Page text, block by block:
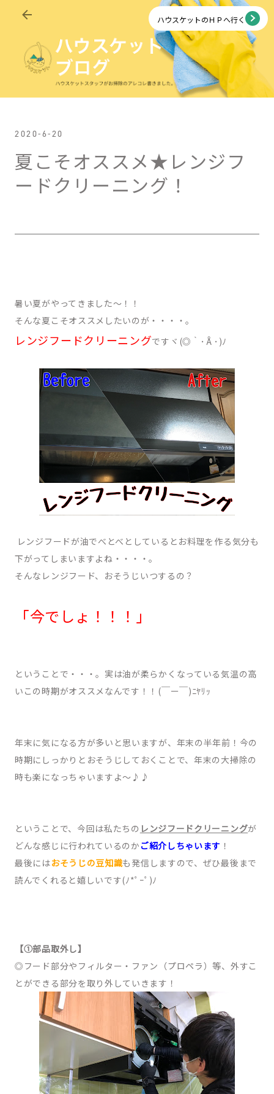
スキップしてメイン コンテンツに移動
ハウスケットのＨＰへ行く
2020-6-20
夏こそオススメ★レンジフ
ードクリーニング！
暑い夏がやってきました～！！
そんな夏こそオススメしたいのが・・・・。
レンジフードクリーニングですヾ(◎｀･Å･)ﾉ
レンジフードが油でべとべとしているとお料理を作る気分も
下がってしまいますよね・・・・。
そんなレンジフード、 おそうじいつするの？
「今でしょ！！！」
ということで・・・。実は油が柔らかくなっている気温の高
いこの時期がオススメなんです！！(￣ー￣)ﾆﾔﾘｯ
年末に気になる方が多いと思いますが、年末の半年前！今の
時期にしっかりとおそうじしておくことで、年末の大掃除の
時も楽になっちゃいますよ～♪♪
ということで、今回は私たちの レンジフードクリーニングが
どんな感じに行われているのか ご紹介しちゃいます ！
最後にはおそうじの豆知識も発信しますので、ぜひ最後まで
読んでくれると嬉しいです(ﾉ*ﾟｰﾟ)ﾉ
【①部品取外し】
◎フード部分やフィルター・ファン（プロペラ）等、外すこ
とができる部分を取り外していきます！